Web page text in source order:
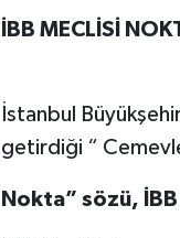
İBB MECLİSİ
İstanbul
getirdiği “
Nokta” sözü,